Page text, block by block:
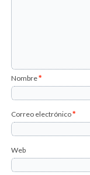
Nombre*
Correo electrónico*
Web